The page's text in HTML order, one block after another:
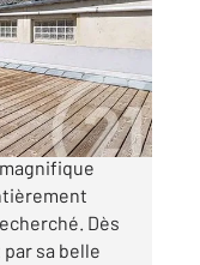
à LAMBALLE
Dès
sa belle